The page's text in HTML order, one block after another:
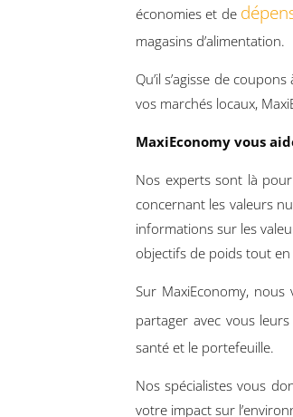
économies et de
magasins d’alimentation.
Qu’il s’agisse de
vos marchés locaux,
MaxiEconomy vous
Nos experts sont là
concernant les valeurs
informations sur les
objectifs de poids tout
Sur MaxiEconomy,
partager avec vous
santé et le portefeuille.
Nos spécialistes vous
votre impact sur